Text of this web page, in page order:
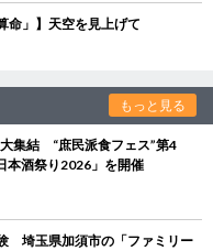
命」】天空を見上げて
もっと見る
集結 “庶民派食フェス”第4
本酒祭り2026」を開催
埼玉県加須市の「ファミリー